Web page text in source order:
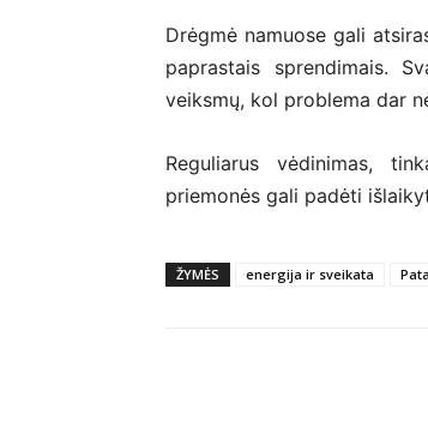
Drėgmė namuose gali
paprastais sprendimais.
veiksmų, kol problema dar
Reguliarus vėdinimas,
priemonės gali padėti
ŽYMĖS energija ir sveikata